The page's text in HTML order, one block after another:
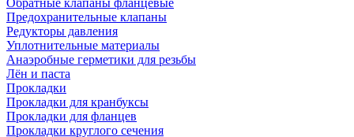
Предохранительные клапаны
Редукторы давления
Уплотнительные материалы
Анаэробные герметики для резьбы
Лён и паста
Прокладки
Прокладки для кранбуксы
Прокладки для фланцев
Прокладки круглого сечения